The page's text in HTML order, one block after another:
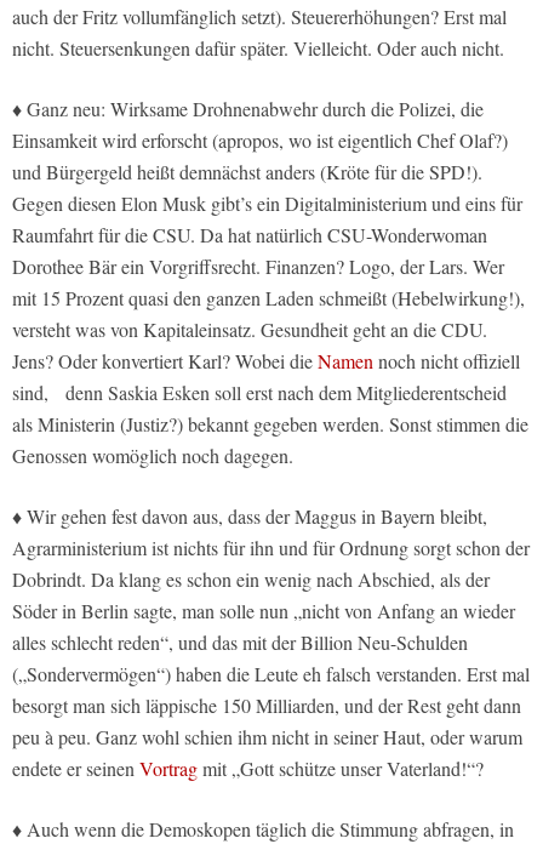
auch der Fritz vollumfänglich setzt). Steuererhöhungen? Erst mal
nicht. Steuersenkungen dafür später. Vielleicht. Oder auch nicht.
♦ Ganz neu: Wirksame Drohnenabwehr durch die Polizei, die
Einsamkeit wird erforscht (apropos, wo ist eigentlich Chef Olaf?)
und Bürgergeld heißt demnächst anders (Kröte für die SPD!).
Gegen diesen Elon Musk gibt’s ein Digitalministerium und eins für
Raumfahrt für die CSU. Da hat natürlich CSU-Wonderwoman
Dorothee Bär ein Vorgriffsrecht. Finanzen? Logo, der Lars. Wer
mit 15 Prozent quasi den ganzen Laden schmeißt (Hebelwirkung!),
versteht was von Kapitaleinsatz. Gesundheit geht an die CDU.
Jens? Oder konvertiert Karl? Wobei dieNamennoch nicht offiziell
sind, denn Saskia Esken soll erst nach dem Mitgliederentscheid
als Ministerin (Justiz?) bekannt gegeben werden. Sonst stimmen die
Genossen womöglich noch dagegen.
♦ Wir gehen fest davon aus, dass der Maggus in Bayern bleibt,
Agrarministerium ist nichts für ihn und für Ordnung sorgt schon der
Dobrindt. Da klang es schon ein wenig nach Abschied, als der
Söder in Berlin sagte, man solle nun „nicht von Anfang an wieder
alles schlecht reden“, und das mit der Billion Neu-Schulden
(„Sondervermögen“) haben die Leute eh falsch verstanden. Erst mal
besorgt man sich läppische 150 Milliarden, und der Rest geht dann
peu à peu. Ganz wohl schien ihm nicht in seiner Haut, oder warum
endete er seinenVortragmit „Gott schütze unser Vaterland!“?
♦ Auch wenn die Demoskopen täglich die Stimmung abfragen, in